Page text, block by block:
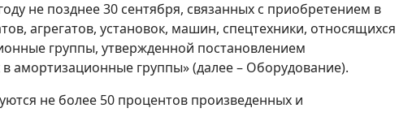
не позднее 30 сентября, связанных с приобретением в
агрегатов, установок, машин, спецтехники, относящихся
группы, утвержденной постановлением
амортизационные группы» (далее – Оборудование).
не более 50 процентов произведенных и